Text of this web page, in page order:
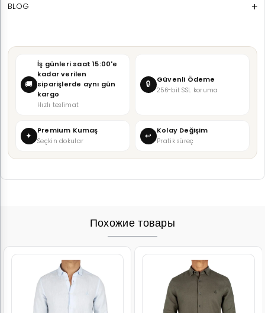
BLOG
🚚
İş günleri saat 15:00'e
kadar verilen
siparişlerde aynı gün
kargo
Hızlı teslimat
🔒 Güvenli Ödeme
256-bit SSL koruma
✦ Premium Kumaş
Seçkin dokular ↩ Kolay Değişim
Pratik süreç
Похожие товары